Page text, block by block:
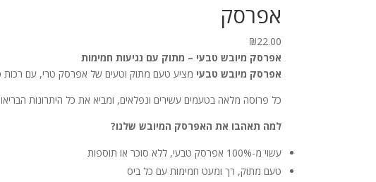
אפרסק
₪22.00
אפרסק מיובש טבעי – מתוק עם נגיעות חמימות
אפרסק מיובש טבעי מציע טעם מתוק וטעים של אפרסק טרי, עם
כל פרוסה מלאה בטעמים עשירים ונפלאים, ומביא את כל היתרונות
למה תאהבו את האפרסק המיובש שלנו?
עשוי מ-100% אפרסק טבעי, ללא סוכר או תוספות
טעם מתוק, רך ומעט חמימות עם כל ביס